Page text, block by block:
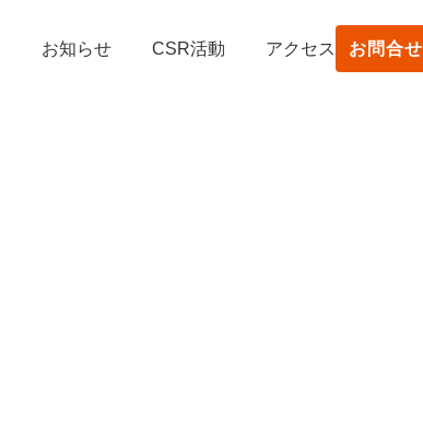
お知らせ CSR活動 アクセス お問合せ